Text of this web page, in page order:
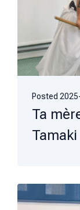
Posted
Ta
Tamaki